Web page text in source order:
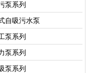
泵系列
自吸污水泵
泵系列
泵系列
泵系列